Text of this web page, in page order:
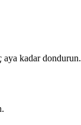
aya kadar dondurun.